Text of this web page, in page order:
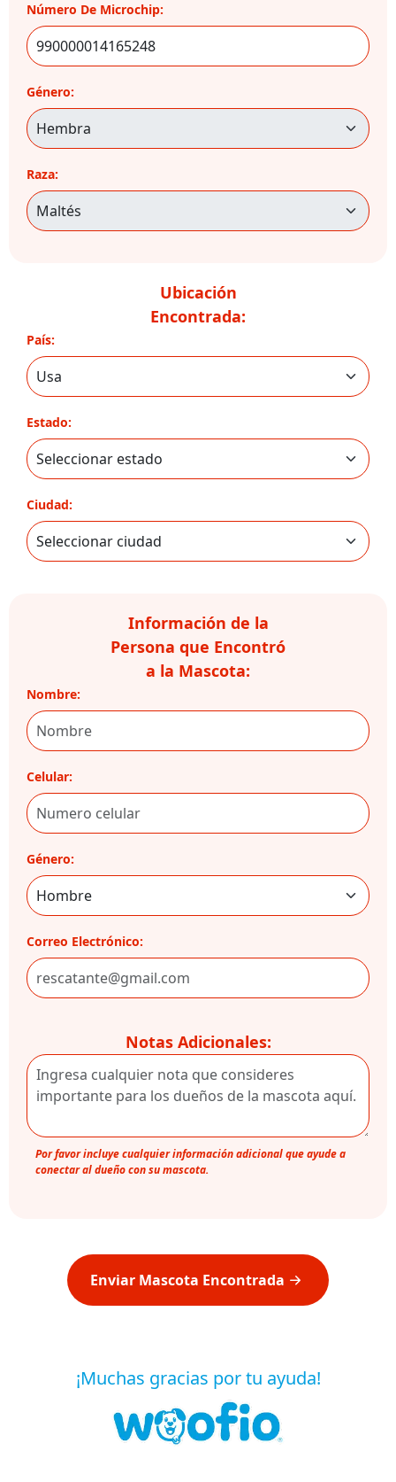
Número De Microchip:
Género:
Raza:
Ubicación
Encontrada:
País:
Estado:
Ciudad:
Información de la
Persona que Encontró
a la Mascota:
Nombre:
Celular:
Género:
Correo Electrónico:
Notas Adicionales:
Por favor incluye cualquier información adicional que ayude a
conectar al dueño con su mascota.
Enviar Mascota Encontrada
¡Muchas gracias por tu ayuda!